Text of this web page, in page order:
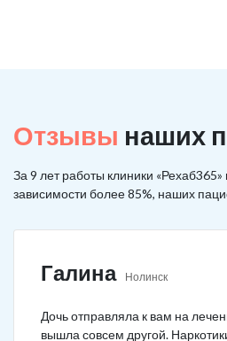
Отзывы наших
За 9 лет работы клиники
зависимости более 85%, наших
Галина Нолинск
Дочь отправляла к вам на
вышла совсем другой.